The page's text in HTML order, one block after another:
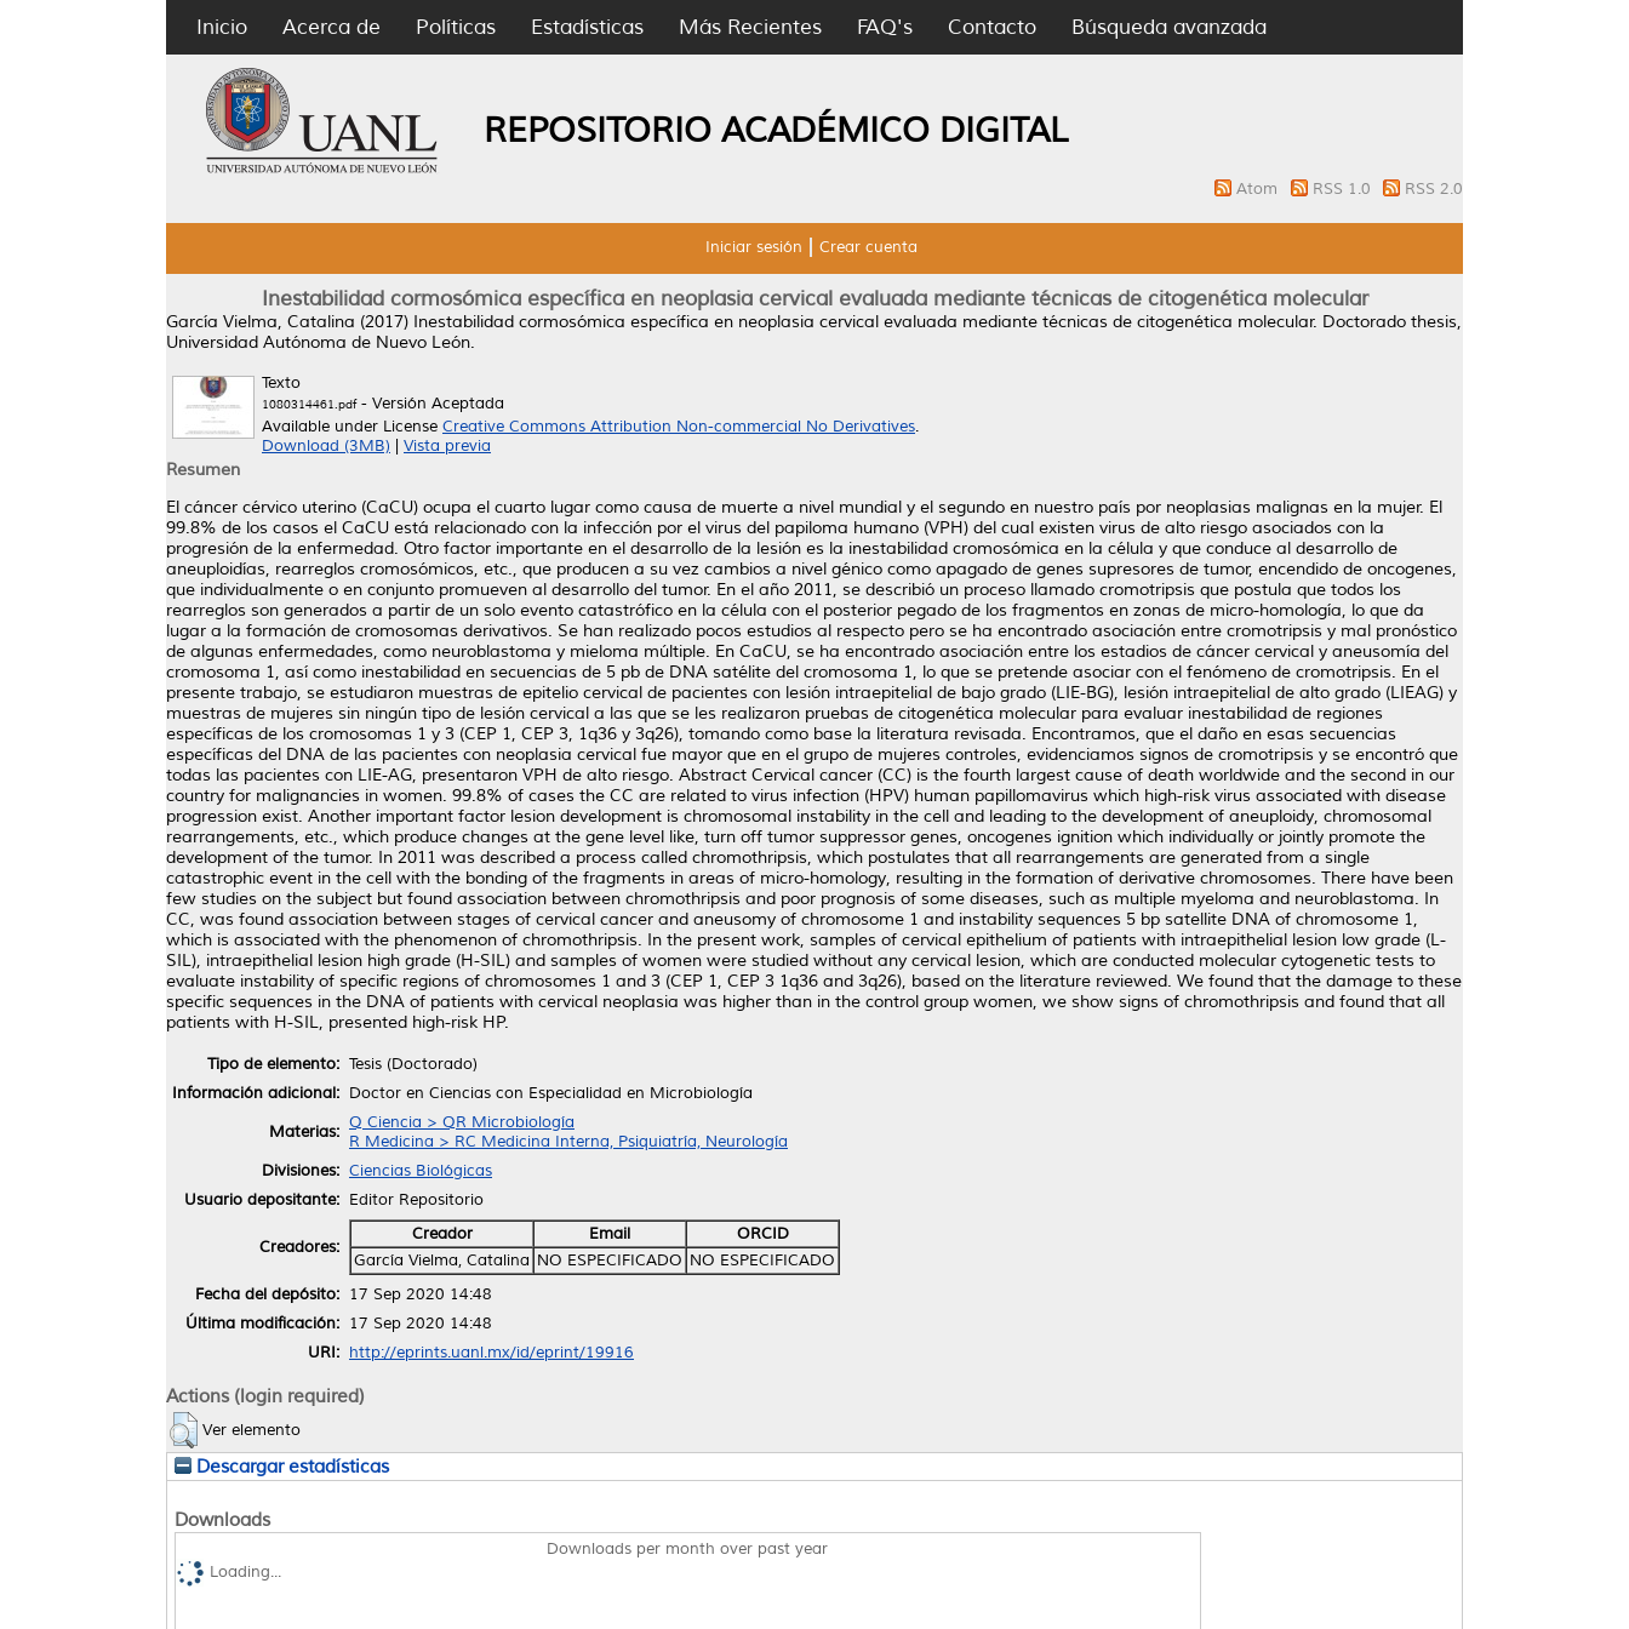
Inicio Acerca de Políticas Estadísticas Más Recientes FAQ's Contacto Búsqueda avanzada
REPOSITORIO ACADÉMICO DIGITAL
Atom RSS 1.0 RSS 2.0
Iniciar sesión Crear cuenta
Inestabilidad cormosómica específica en neoplasia cervical evaluada mediante técnicas de citogenética molecular
García Vielma, Catalina (2017) Inestabilidad cormosómica específica en neoplasia cervical evaluada mediante técnicas de citogenética molecular. Doctorado thesis,
Universidad Autónoma de Nuevo León.
Texto
1080314461.pdf- Versión Aceptada
Available under License Creative Commons Attribution Non-commercial No Derivatives.
Download (3MB)
Vista previa
Resumen
El cáncer cérvico uterino (CaCU) ocupa el cuarto lugar como causa de muerte a nivel mundial y el segundo en nuestro país por neoplasias malignas en la mujer. El
99.8% de los casos el CaCU está relacionado con la infección por el virus del papiloma humano (VPH) del cual existen virus de alto riesgo asociados con la
progresión de la enfermedad. Otro factor importante en el desarrollo de la lesión es la inestabilidad cromosómica en la célula y que conduce al desarrollo de
aneuploidías, rearreglos cromosómicos, etc., que producen a su vez cambios a nivel génico como apagado de genes supresores de tumor, encendido de oncogenes,
que individualmente o en conjunto promueven al desarrollo del tumor. En el año 2011, se describió un proceso llamado cromotripsis que postula que todos los
rearreglos son generados a partir de un solo evento catastrófico en la célula con el posterior pegado de los fragmentos en zonas de micro-homología, lo que da
lugar a la formación de cromosomas derivativos. Se han realizado pocos estudios al respecto pero se ha encontrado asociación entre cromotripsis y mal pronóstico
de algunas enfermedades, como neuroblastoma y mieloma múltiple. En CaCU, se ha encontrado asociación entre los estadios de cáncer cervical y aneusomía del
cromosoma 1, así como inestabilidad en secuencias de 5 pb de DNA satélite del cromosoma 1, lo que se pretende asociar con el fenómeno de cromotripsis. En el
presente trabajo, se estudiaron muestras de epitelio cervical de pacientes con lesión intraepitelial de bajo grado (LIE-BG), lesión intraepitelial de alto grado (LIEAG) y
muestras de mujeres sin ningún tipo de lesión cervical a las que se les realizaron pruebas de citogenética molecular para evaluar inestabilidad de regiones
específicas de los cromosomas 1 y 3 (CEP 1, CEP 3, 1q36 y 3q26), tomando como base la literatura revisada. Encontramos, que el daño en esas secuencias
específicas del DNA de las pacientes con neoplasia cervical fue mayor que en el grupo de mujeres controles, evidenciamos signos de cromotripsis y se encontró que
todas las pacientes con LIE-AG, presentaron VPH de alto riesgo. Abstract Cervical cancer (CC) is the fourth largest cause of death worldwide and the second in our
country for malignancies in women. 99.8% of cases the CC are related to virus infection (HPV) human papillomavirus which high-risk virus associated with disease
progression exist. Another important factor lesion development is chromosomal instability in the cell and leading to the development of aneuploidy, chromosomal
rearrangements, etc., which produce changes at the gene level like, turn off tumor suppressor genes, oncogenes ignition which individually or jointly promote the
development of the tumor. In 2011 was described a process called chromothripsis, which postulates that all rearrangements are generated from a single
catastrophic event in the cell with the bonding of the fragments in areas of micro-homology, resulting in the formation of derivative chromosomes. There have been
few studies on the subject but found association between chromothripsis and poor prognosis of some diseases, such as multiple myeloma and neuroblastoma. In
CC, was found association between stages of cervical cancer and aneusomy of chromosome 1 and instability sequences 5 bp satellite DNA of chromosome 1,
which is associated with the phenomenon of chromothripsis. In the present work, samples of cervical epithelium of patients with intraepithelial lesion low grade (L-
SIL), intraepithelial lesion high grade (H-SIL) and samples of women were studied without any cervical lesion, which are conducted molecular cytogenetic tests to
evaluate instability of specific regions of chromosomes 1 and 3 (CEP 1, CEP 3 1q36 and 3q26), based on the literature reviewed. We found that the damage to these
specific sequences in the DNA of patients with cervical neoplasia was higher than in the control group women, we show signs of chromothripsis and found that all
patients with H-SIL, presented high-risk HP.
Tipo de elemento: Tesis (Doctorado)
Información adicional: Doctor en Ciencias con Especialidad en Microbiología
Materias: Q Ciencia > QR Microbiología
R Medicina > RC Medicina Interna, Psiquiatría, Neurología
Divisiones: Ciencias Biológicas
Usuario depositante: Editor Repositorio
Creadores:
Creador Email
ORCID
García Vielma, Catalina NO ESPECIFICADO NO ESPECIFICADO
Fecha del depósito: 17 Sep 2020 14:48
Última modificación: 17 Sep 2020 14:48
URI: http://eprints.uanl.mx/id/eprint/19916
Actions (login required)
Ver elemento
Descargar estadísticas
Downloads
Downloads per month over past year
Loading...